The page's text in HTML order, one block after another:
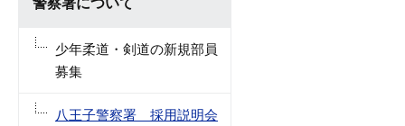
警察署について
少年柔道・剣道の新規部員
募集
八王子警察署 採用説明会